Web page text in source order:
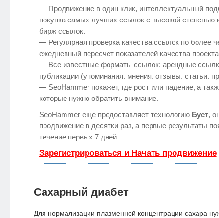
— Продвижение в один клик, интеллектуальный
покупка самых лучших ссылок с высокой степенью
бирж ссылок.
— Регулярная проверка качества ссылок по более
ежедневный пересчет показателей качества
— Все известные форматы ссылок: арендные
публикации (упоминания, мнения, отзывы, статьи,
— SeoHammer покажет, где рост или падение, а
которые нужно обратить внимание.
SeoHammer еще предоставляет технологию Буст,
продвижение в десятки раз, а первые результаты
течение первых 7 дней.
Зарегистрироваться и Начать продвижение
Сахарный диабет
Для нормализации плазменной концентрации сахара